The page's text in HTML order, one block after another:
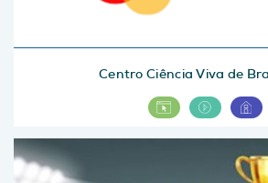
Centro Ciência Viva de